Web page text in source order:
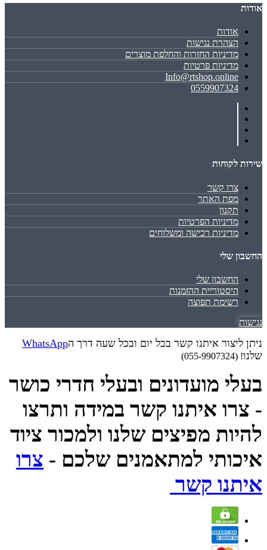
אודות
אודות
הצהרת נגישות
מדיניות החזרות והחלפת מוצרים
מדיניות פרטיות
Info@rtshop.online
0559907324
שירות לקוחות
צרו קשר
מפת האתר
תקנון
מדיניות הפרטיות
מדיניות רכישה ומשלוחים
החשבון שלי
החשבון שלי
היסטוריית ההזמנות
רשימת תפוצה
נגישות
ניתן ליצור איתנו קשר בכל יום ובכל שעה דרך הWhatsApp
שלנו! (055-9907324)
בעלי מועדונים ובעלי חדרי כושר
- צרו איתנו קשר במידה ותרצו
להיות מפיצים שלנו ולמכור ציוד
איכותי למתאמנים שלכם - צרו
איתנו קשר